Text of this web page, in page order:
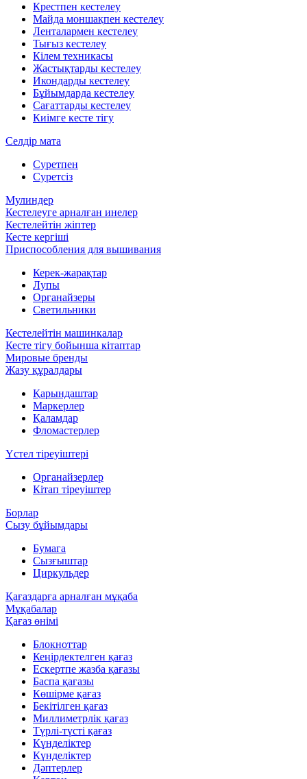
Крестпен кестелеу
Майда моншақпен кестелеу
Ленталармен кестелеу
Тығыз кестелеу
Кілем техникасы
Жастықтарды кестелеу
Икондарды кестелеу
Бұйымдарда кестелеу
Сағаттарды кестелеу
Киімге кесте тігу
Селдір мата
Суретпен
Суретсіз
Мулиндер
Кестелеуге арналған инелер
Кестелейтін жіптер
Кесте кергіші
Приспособления для вышивания
Керек-жарақтар
Лупы
Органайзеры
Светильники
Кестелейтін машинкалар
Кесте тігу бойынша кітаптар
Мировые бренды
Жазу құралдары
Қарындаштар
Маркерлер
Қаламдар
Фломастерлер
Үстел тіреуіштері
Органайзерлер
Кітап тіреуіштер
Борлар
Сызу бұйымдары
Бумага
Сызғыштар
Циркульдер
Қағаздарға арналған мұқаба
Мұқабалар
Қағаз өнімі
Блокноттар
Кеңірдектелген қағаз
Ескертпе жазба қағазы
Баспа қағазы
Көшірме қағаз
Бекітілген қағаз
Миллиметрлік қағаз
Түрлі-түсті қағаз
Күнделіктер
Күнделіктер
Дәптерлер